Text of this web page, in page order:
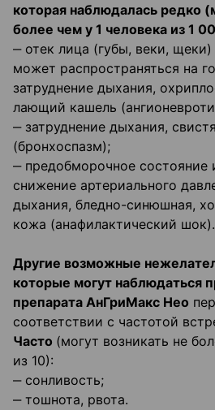
которая наблюдалась редко
более чем у 1 человека из 1
‒ отек лица (губы, веки,
может распространяться на
затруднение дыхания,
лающий кашель
‒ затруднение дыхания,
(бронхоспазм);
‒ предобморочное состояние
снижение артериального
дыхания, бледно-синюшная,
кожа (анафилактический шок).
Другие возможные
которые могут наблюдаться
препарата АнГриМакс Нео
соответствии с частотой
Часто (могут возникать не
из 10):
‒ сонливость;
‒ тошнота, рвота.